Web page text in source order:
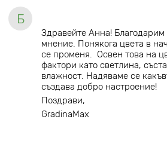
Б
Здравейте Анна! Благодарим
мнение. Понякога цвета в
се променя. Освен това на
фактори като светлина,
влажност. Надяваме се
създава добро настроение!
Поздрави,
GradinaMax